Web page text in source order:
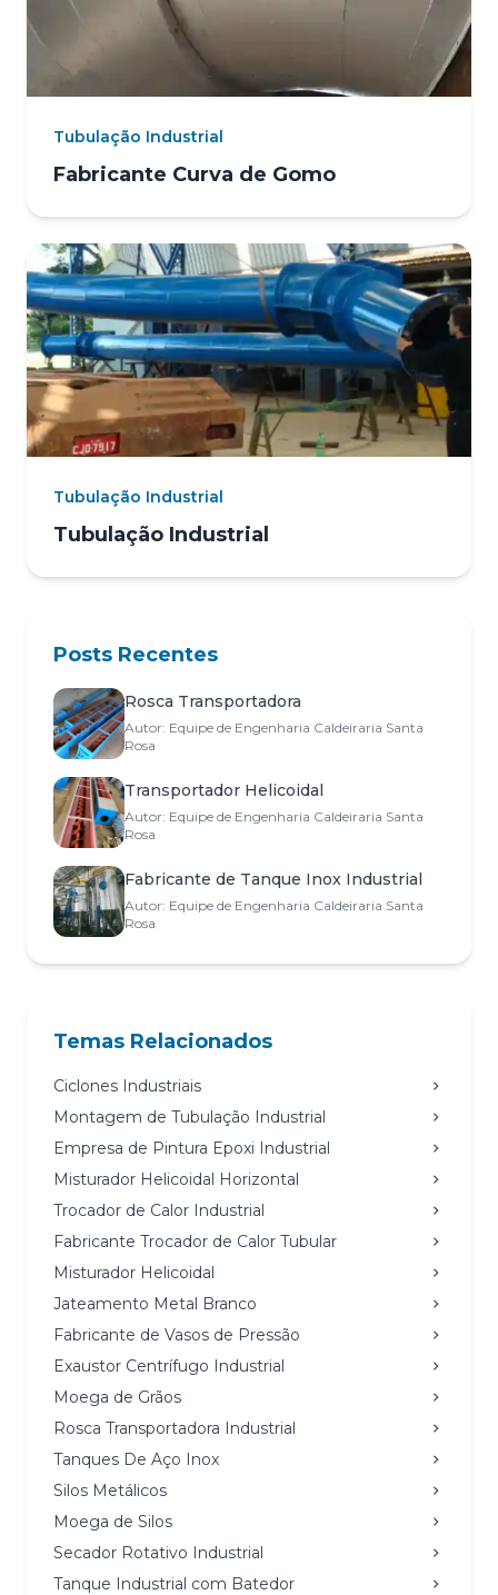
Tubulação Industrial
Fabricante Curva de Gomo
Tubulação Industrial
Tubulação Industrial
Posts Recentes
Rosca Transportadora
Autor: Equipe de Engenharia Caldeiraria Santa
Rosa
Transportador Helicoidal
Autor: Equipe de Engenharia Caldeiraria Santa
Rosa
Fabricante de Tanque Inox Industrial
Autor: Equipe de Engenharia Caldeiraria Santa
Rosa
Temas Relacionados
Ciclones Industriais
Montagem de Tubulação Industrial
Empresa de Pintura Epoxi Industrial
Misturador Helicoidal Horizontal
Trocador de Calor Industrial
Fabricante Trocador de Calor Tubular
Misturador Helicoidal
Jateamento Metal Branco
Fabricante de Vasos de Pressão
Exaustor Centrífugo Industrial
Moega de Grãos
Rosca Transportadora Industrial
Tanques De Aço Inox
Silos Metálicos
Moega de Silos
Secador Rotativo Industrial
Tanque Industrial com Batedor